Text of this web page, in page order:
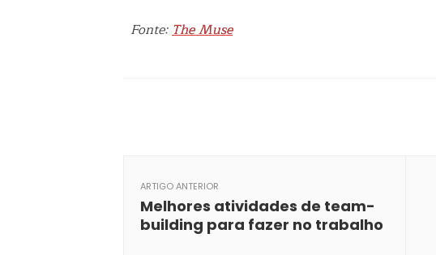
Fonte:The Muse
ARTIGO ANTERIOR
Melhores atividades de team-
building para fazer no trabalho